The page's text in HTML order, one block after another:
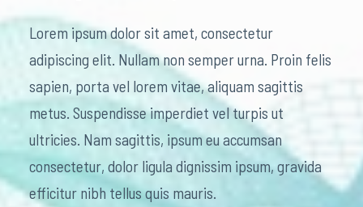
Lorem ipsum dolor sit amet, consectetur
adipiscing elit. Nullam non semper urna. Proin felis
sapien, porta vel lorem vitae, aliquam sagittis
metus. Suspendisse imperdiet vel turpis ut
ultricies. Nam sagittis, ipsum eu accumsan
consectetur, dolor ligula dignissim ipsum, gravida
efficitur nibh tellus quis mauris.